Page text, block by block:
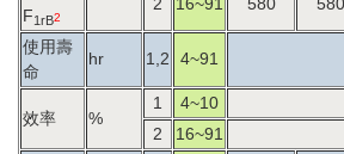
F1rB2
2 16~91 580 580
使用壽
命
hr 1,2 4~91
效率 %
1 4~10
2
16~91